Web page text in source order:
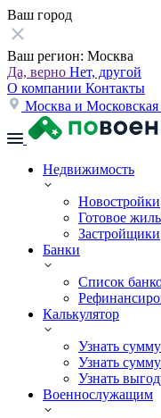
Ваш город
Ваш регион: Москва
Да, верно Нет, другой
О компании Контакты
Москва и Московская
Недвижимость
Новостройки
Готовое
Застройщики
Банки
Список
Калькулятор
Узнать
Узнать
Узнать
Военнослужащим